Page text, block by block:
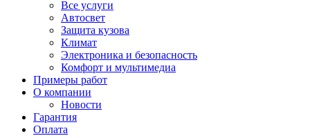
Все услуги
Автосвет
Защита кузова
Климат
Электроника и безопасность
Комфорт и мультимедиа
Примеры работ
О компании
Новости
Гарантия
Оплата